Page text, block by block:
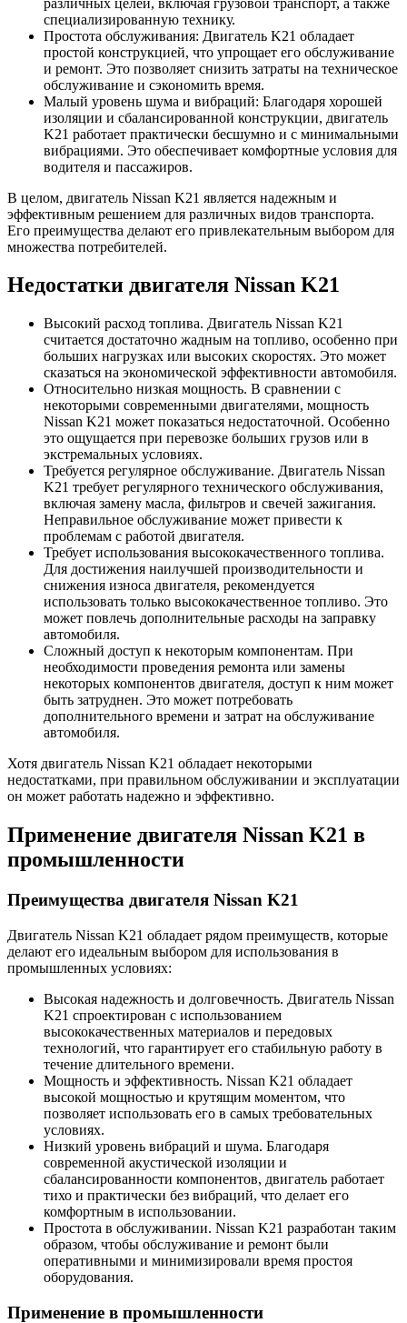
специализированную технику.
Простота обслуживания: Двигатель K21 обладает
простой конструкцией, что упрощает его обслуживание
и ремонт. Это позволяет снизить затраты на техническое
обслуживание и сэкономить время.
Малый уровень шума и вибраций: Благодаря хорошей
изоляции и сбалансированной конструкции, двигатель
K21 работает практически бесшумно и с минимальными
вибрациями. Это обеспечивает комфортные условия для
водителя и пассажиров.
В целом, двигатель Nissan K21 является надежным и
эффективным решением для различных видов транспорта.
Его преимущества делают его привлекательным выбором для
множества потребителей.
Недостатки двигателя Nissan K21
Высокий расход топлива. Двигатель Nissan K21
считается достаточно жадным на топливо, особенно при
больших нагрузках или высоких скоростях. Это может
сказаться на экономической эффективности автомобиля.
Относительно низкая мощность. В сравнении с
некоторыми современными двигателями, мощность
Nissan K21 может показаться недостаточной. Особенно
это ощущается при перевозке больших грузов или в
экстремальных условиях.
Требуется регулярное обслуживание. Двигатель Nissan
K21 требует регулярного технического обслуживания,
включая замену масла, фильтров и свечей зажигания.
Неправильное обслуживание может привести к
проблемам с работой двигателя.
Требует использования высококачественного топлива.
Для достижения наилучшей производительности и
снижения износа двигателя, рекомендуется
использовать только высококачественное топливо. Это
может повлечь дополнительные расходы на заправку
автомобиля.
Сложный доступ к некоторым компонентам. При
необходимости проведения ремонта или замены
некоторых компонентов двигателя, доступ к ним может
быть затруднен. Это может потребовать
дополнительного времени и затрат на обслуживание
автомобиля.
Хотя двигатель Nissan K21 обладает некоторыми
недостатками, при правильном обслуживании и эксплуатации
он может работать надежно и эффективно.
Применение двигателя Nissan K21 в
промышленности
Преимущества двигателя Nissan K21
Двигатель Nissan K21 обладает рядом преимуществ, которые
делают его идеальным выбором для использования в
промышленных условиях:
Высокая надежность и долговечность. Двигатель Nissan
K21 спроектирован с использованием
высококачественных материалов и передовых
технологий, что гарантирует его стабильную работу в
течение длительного времени.
Мощность и эффективность. Nissan K21 обладает
высокой мощностью и крутящим моментом, что
позволяет использовать его в самых требовательных
условиях.
Низкий уровень вибраций и шума. Благодаря
современной акустической изоляции и
сбалансированности компонентов, двигатель работает
тихо и практически без вибраций, что делает его
комфортным в использовании.
Простота в обслуживании. Nissan K21 разработан таким
образом, чтобы обслуживание и ремонт были
оперативными и минимизировали время простоя
оборудования.
Применение в промышленности